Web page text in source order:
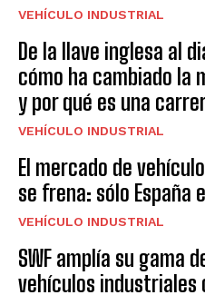
VEHÍCULO INDUSTRIAL
De la llave inglesa al
cómo ha cambiado la
y por qué es una
VEHÍCULO INDUSTRIAL
El mercado de
se frena: sólo España
VEHÍCULO INDUSTRIAL
SWF amplía su gama
vehículos industriales